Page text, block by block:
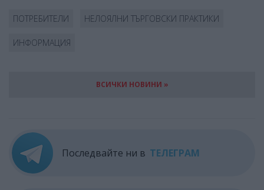
ПОТРЕБИТЕЛИ НЕЛОЯЛНИ ТЪРГОВСКИ ПРАКТИКИ
ИНФОРМАЦИЯ
ВСИЧКИ НОВИНИ »
Последвайте ни в ТЕЛЕГРАМ